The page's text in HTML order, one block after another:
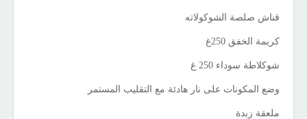
قناش صلصة الشوكولاته
كريمة الخفق 250غ
شوكلاطة سوداء 250 غ
وضع المكونات على نار هادئة مع التقليب المستمر
ملعقة زبدة